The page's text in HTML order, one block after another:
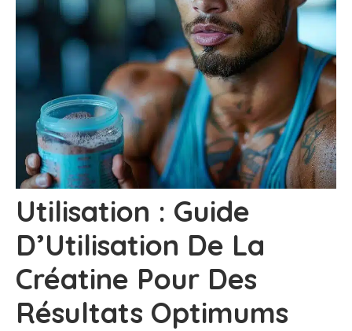
Utilisation : Guide
D’Utilisation De La
Créatine Pour Des
Résultats Optimums